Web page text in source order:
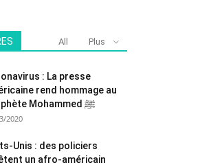
All Plus
: La presse
rend hommage au
Prophète Mohammed ﷺ
2020
Unis : des policiers
un afro-américain